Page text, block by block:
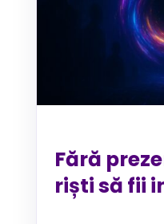
Fără
riști să fii